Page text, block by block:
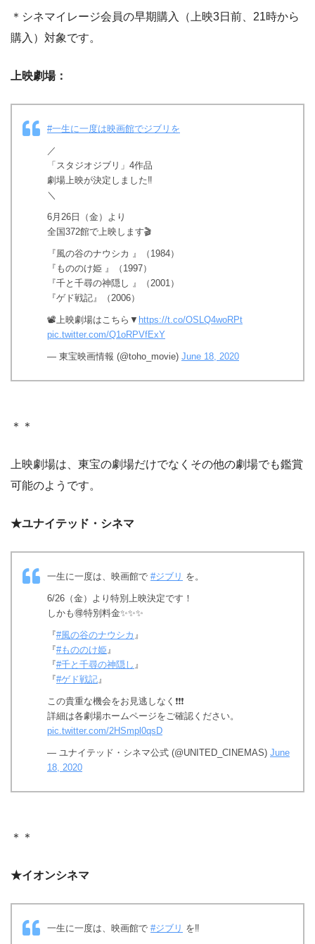
＊シネマイレージ会員の早期購入（上映3日前、21時から
購入）対象です。
上映劇場：
#一生に一度は映画館でジブリを
／
「スタジオジブリ」4作品
劇場上映が決定しました‼️
＼
6月26日（金）より
全国372館で上映します🎬
『風の谷のナウシカ 』（1984）
『もののけ姫 』（1997）
『千と千尋の神隠し 』（2001）
『ゲド戦記』（2006）
📽️上映劇場はこちら▼ https://t.co/OSLQ4woRPt
pic.twitter.com/Q1oRPVfExY
— 東宝映画情報 (@toho_movie) June 18, 2020
＊＊
上映劇場は、東宝の劇場だけでなくその他の劇場でも鑑賞
可能のようです。
★ユナイテッド・シネマ
一生に一度は、映画館で #ジブリ を。
6/26（金）より特別上映決定です！
しかも🉐特別料金✨✨✨
『#風の谷のナウシカ 』
『#もののけ姫 』
『#千と千尋の神隠し 』
『#ゲド戦記』
この貴重な機会をお見逃しなく❗️❗️❗️
詳細は各劇場ホームページをご確認ください。
pic.twitter.com/2HSmpl0qsD
— ユナイテッド・シネマ公式 (@UNITED_CINEMAS) June
18, 2020
＊＊
★イオンシネマ
一生に一度は、映画館で #ジブリ を‼️